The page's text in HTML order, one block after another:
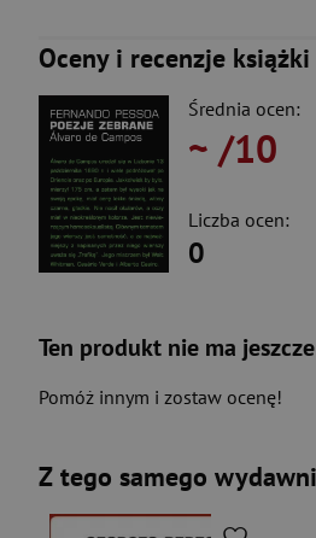
Oceny i recenzje książki
Średnia ocen:
~ /10
Liczba ocen:
0
Ten produkt nie ma
Pomóż innym i zostaw ocenę!
Z tego samego